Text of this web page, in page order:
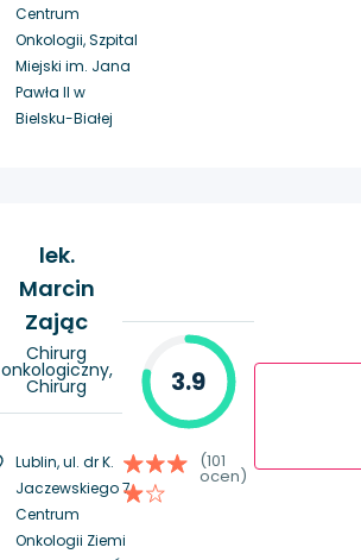
Centrum
Onkologii, Szpital
Miejski im. Jana
Pawła II w
Bielsku-Białej
lek.
Marcin
Zając
Chirurg
onkologiczny,
Chirurg
Lublin, ul. dr K.
Jaczewskiego 7,
Centrum
Onkologii Ziemi
3.9
(101
ocen)